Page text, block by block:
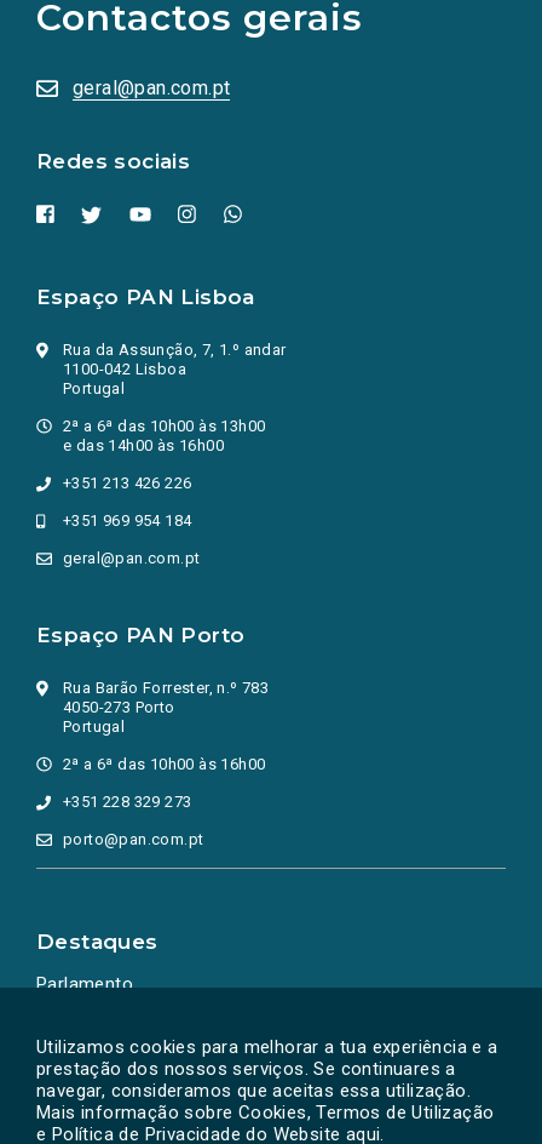
Utilizamos cookies para melhorar a tua experiência e a
prestação dos nossos serviços. Se continuares a
navegar, consideramos que aceitas essa utilização.
Mais informação sobre Cookies, Termos de Utilização
e Política de Privacidade do Website aqui.
Contactos gerais
geral@pan.com.pt
Redes sociais
redes
sociais
numa
nova
Espaço PAN Lisboa
Rua da Assunção, 7, 1.º andar
1100-042 Lisboa
Portugal
2ª a 6ª das 10h00 às 13h00
e das 14h00 às 16h00
+351 213 426 226
+351 969 954 184
geral@pan.com.pt
Espaço PAN Porto
Rua Barão Forrester, n.º 783
4050-273 Porto
Portugal
2ª a 6ª das 10h00 às 16h00
+351 228 329 273
porto@pan.com.pt
Destaques
Parlamento